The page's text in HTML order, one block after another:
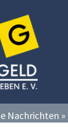
Nachrichten »